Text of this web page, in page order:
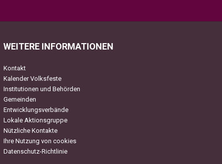
WEITERE INFORMATIONEN
Kontakt
Kalender Volksfeste
Institutionen und Behörden
Gemeinden
Entwicklungsverbände
Lokale Aktionsgruppe
Nützliche Kontakte
Ihre Nutzung von cookies
Datenschutz-Richtlinie